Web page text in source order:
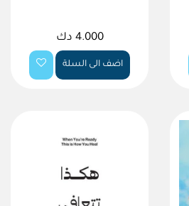
4.000 دك
اضف الى السلة